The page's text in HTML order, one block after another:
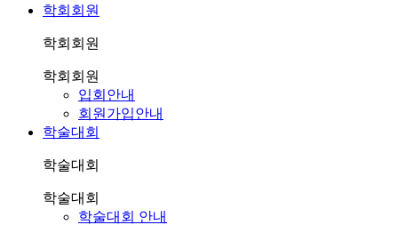
학회회원
학회회원
학회회원
입회안내
회원가입안내
학술대회
학술대회
학술대회
학술대회 안내